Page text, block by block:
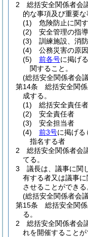
2
総括安全関係者会
的な事項及び重要な
(1)
危険防止に関す
(2)
安全管理の指
(3)
訓練施設、消
(4)
公務災害の原
(5)
前各号に掲げ
関すること。
(総括安全関係者会
第14条
総括安全関
成する。
(1)
総括安全責任者
(2)
安全責任者
(3)
安全担当者
(4)
前3号に掲げる
指名する者
2
総括安全関係者会
てる。
3
議長は、議事に関
有する者又は議事
させることができる
(総括安全関係者会
第15条
総括安全関
る。
2
総括安全関係者会
れを開催することが